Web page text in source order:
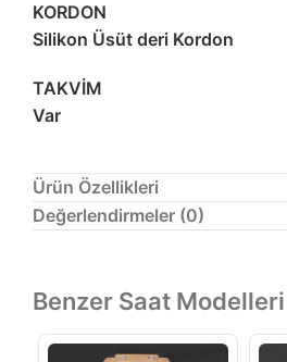
KORDON
Silikon Üsüt deri Kordon
TAKVİM
Var
Ürün Özellikleri
Değerlendirmeler (0)
Benzer Saat Modelleri